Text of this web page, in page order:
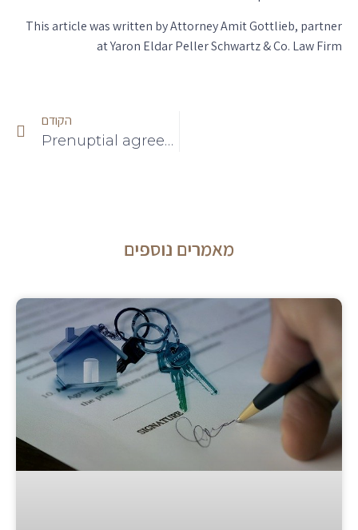
This article was written by Attorney Amit Gottlieb, partner
at Yaron Eldar Peller Schwartz & Co. Law Firm
הקודם
Prenuptial agreement- not on paper alone
מאמרים נוספים